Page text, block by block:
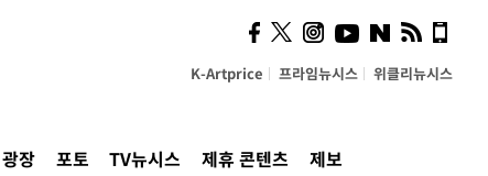
K-Artprice 프라임뉴시스 위클리뉴시스
광장 포토 TV뉴시스 제휴 콘텐츠 제보
시, 스마트폰 액세서리에
NFC 더했다